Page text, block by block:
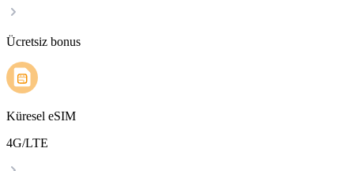
Ücretsiz bonus
Küresel eSIM
4G/LTE